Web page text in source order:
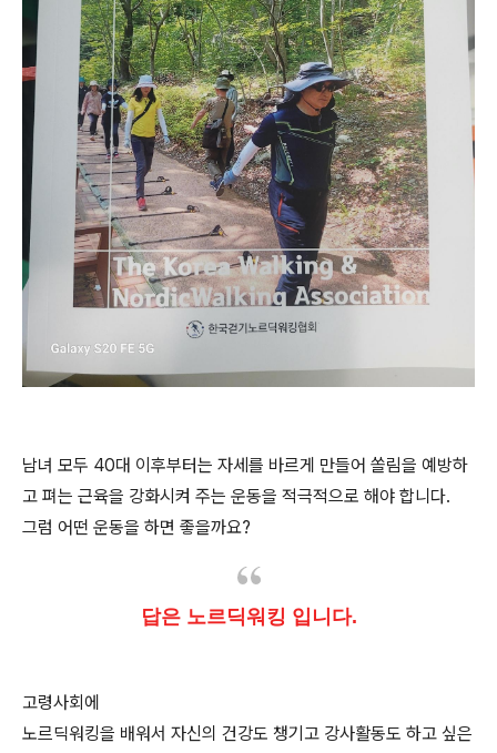
남녀 모두 40대 이후부터는 자세를 바르게 만들어 쏠림을 예방하
고 펴는 근육을 강화시켜 주는 운동을 적극적으로 해야 합니다.
그럼 어떤 운동을 하면 좋을까요?
답은 노르딕워킹 입니다.
고령사회에
노르딕워킹을 배워서 자신의 건강도 챙기고 강사활동도 하고 싶은